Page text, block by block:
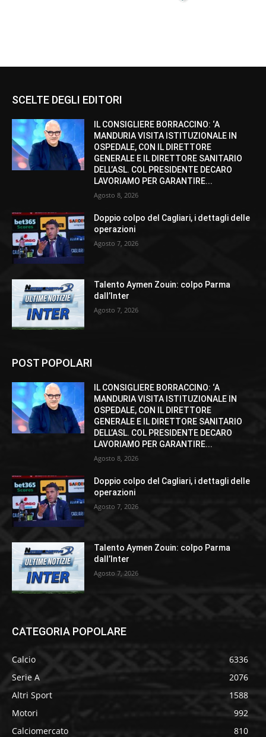
SCELTE DEGLI EDITORI
IL CONSIGLIERE BORRACCINO: ‘A
MANDURIA VISITA ISTITUZIONALE IN
OSPEDALE, CON IL DIRETTORE
GENERALE E IL DIRETTORE SANITARIO
DELL’ASL. COL PRESIDENTE DECARO
LAVORIAMO PER GARANTIRE...
Agosto 8, 2026
Doppio colpo del Cagliari, i dettagli delle
operazioni
Agosto 7, 2026
Talento Aymen Zouin: colpo Parma
dall’Inter
Agosto 7, 2026
POST POPOLARI
IL CONSIGLIERE BORRACCINO: ‘A
MANDURIA VISITA ISTITUZIONALE IN
OSPEDALE, CON IL DIRETTORE
GENERALE E IL DIRETTORE SANITARIO
DELL’ASL. COL PRESIDENTE DECARO
LAVORIAMO PER GARANTIRE...
Agosto 8, 2026
Doppio colpo del Cagliari, i dettagli delle
operazioni
Agosto 7, 2026
Talento Aymen Zouin: colpo Parma
dall’Inter
Agosto 7, 2026
CATEGORIA POPOLARE
Calcio
6336
Serie A
2076
Altri Sport
1588
Motori
992
Calciomercato
810